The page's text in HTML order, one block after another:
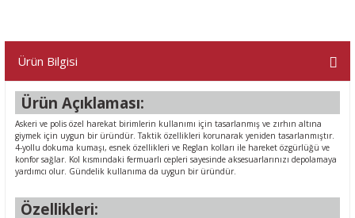
Ürün Bilgisi
Ürün Açıklaması:
Askeri ve polis özel harekat birimlerin kullanımı için tasarlanmış ve zırhın altına
giymek için uygun bir üründür. Taktik özellikleri korunarak yeniden tasarlanmıştır.
4-yollu dokuma kumaşı, esnek özellikleri ve Reglan kolları ile hareket özgürlüğü ve
konfor sağlar. Kol kısmındaki fermuarlı cepleri sayesinde aksesuarlarınızı depolamaya
yardımcı olur. Gündelik kullanıma da uygun bir üründür.
Özellikleri: